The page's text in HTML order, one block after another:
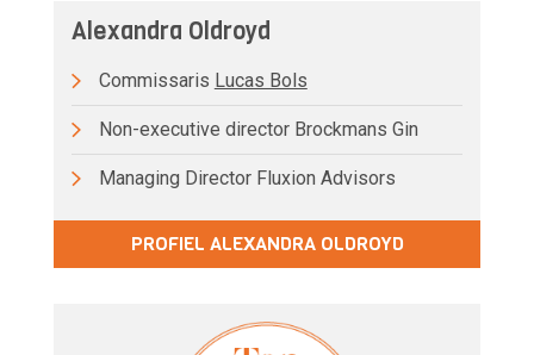
Alexandra Oldroyd
Commissaris Lucas Bols
Non-executive director Brockmans Gin
Managing Director Fluxion Advisors
PROFIEL ALEXANDRA OLDROYD